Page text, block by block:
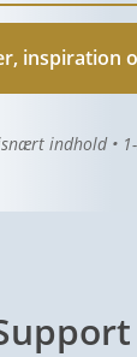
inspiration
indhold •